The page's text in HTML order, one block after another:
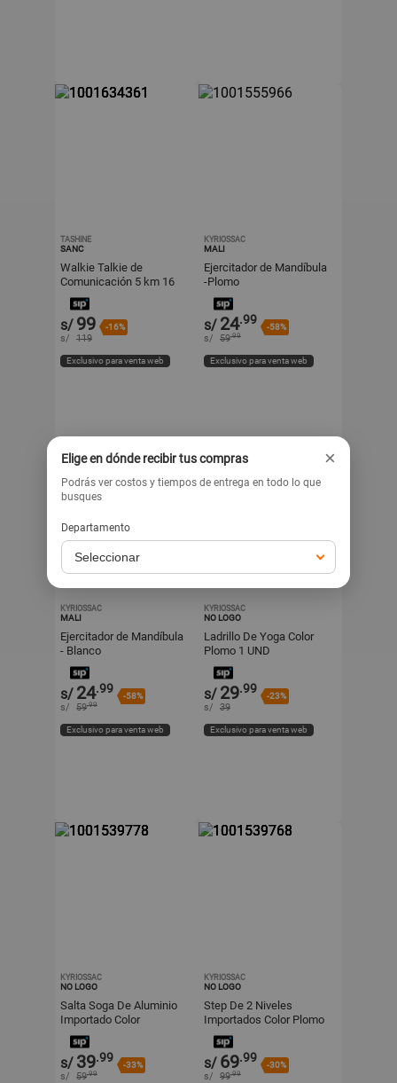
TASHINE
SANC
Walkie Talkie de
Comunicación 5 km 16
Canales Construcción
Resistente Radios
Portátiles
s/ 99 -16%
s/ 119
Exclusivo para venta web
KYRIOSSAC
MALI
Ejercitador de Mandíbula
-Plomo
s/ 24.99
-58%
s/ 59.99
Exclusivo para venta web
KYRIOSSAC
MALI
Ejercitador de Mandíbula
- Blanco
s/ 24.99
-58%
s/ 59.99
Exclusivo para venta web
KYRIOSSAC
NO LOGO
Ladrillo De Yoga Color
Plomo 1 UND
s/ 29.99
-23%
s/ 39
Exclusivo para venta web
KYRIOSSAC
NO LOGO
Salta Soga De Aluminio
Importado Color
MORADO
s/ 39.99
-33%
s/ 59.99
KYRIOSSAC
NO LOGO
Step De 2 Niveles
Importados Color Plomo
Para Gimnasio
s/ 69.99
-30%
s/ 99.99
Elige en dónde recibir tus compras ×
Podrás ver costos y tiempos de entrega en todo lo que
busques
Departamento